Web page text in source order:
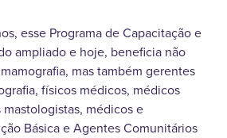
esse Programa de Capacitação e
ampliado e hoje, beneficia não
mas também gerentes
físicos médicos, médicos
médicos e
Básica e Agentes Comunitários